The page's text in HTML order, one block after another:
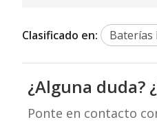
Clasificado en:
¿Alguna duda?
Ponte en contacto